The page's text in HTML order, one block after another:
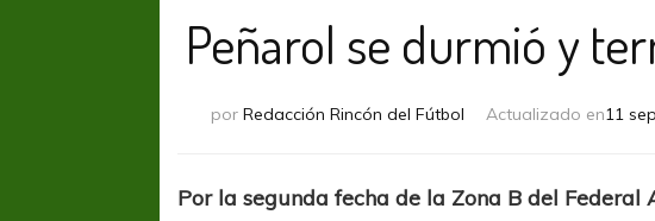
Peñarol se durmió y
por Redacción Rincón del Fútbol Actualizado en11
Por la segunda fecha de la Zona B del Federal